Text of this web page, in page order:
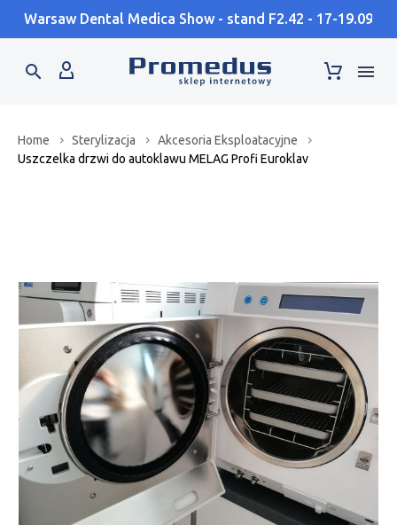
Warsaw Dental Medica Show - stand F2.42 - 17-19.09
Home Sterylizacja
Akcesoria Eksploatacyjne
Uszczelka drzwi do autoklawu MELAG Profi Euroklav